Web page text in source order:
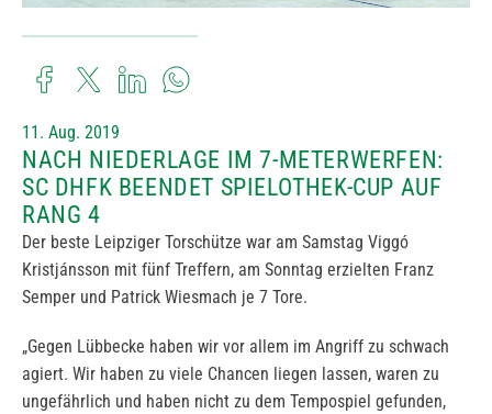
11. Aug. 2019
NACH NIEDERLAGE IM 7-METERWERFEN:
SC DHFK BEENDET SPIELOTHEK-CUP AUF
RANG 4
Der beste Leipziger Torschütze war am Samstag Viggó
Kristjánsson mit fünf Treffern, am Sonntag erzielten Franz
Semper und Patrick Wiesmach je 7 Tore.
„Gegen Lübbecke haben wir vor allem im Angriff zu schwach
agiert. Wir haben zu viele Chancen liegen lassen, waren zu
ungefährlich und haben nicht zu dem Tempospiel gefunden,